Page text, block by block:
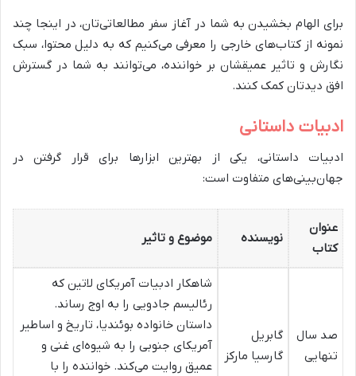
برای الهام بخشیدن به شما در آغاز سفر مطالعاتی‌تان، در اینجا چند
نمونه از کتاب‌های خارجی را معرفی می‌کنیم که به دلیل محتوا، سبک
نگارش و تاثیر عمیقشان بر خواننده، می‌توانند به شما در گسترش
افق دیدتان کمک کنند.
ادبیات داستانی
ادبیات داستانی، یکی از بهترین ابزارها برای قرار گرفتن در
جهان‌بینی‌های متفاوت است:
عنوان
کتاب
نویسنده موضوع و تاثیر
صد سال
تنهایی
گابریل
گارسیا مارکز
شاهکار ادبیات آمریکای لاتین که
رئالیسم جادویی را به اوج رساند.
داستان خانواده بوئندیا، تاریخ و اساطیر
آمریکای جنوبی را به شیوه‌ای غنی و
عمیق روایت می‌کند. خواننده را با